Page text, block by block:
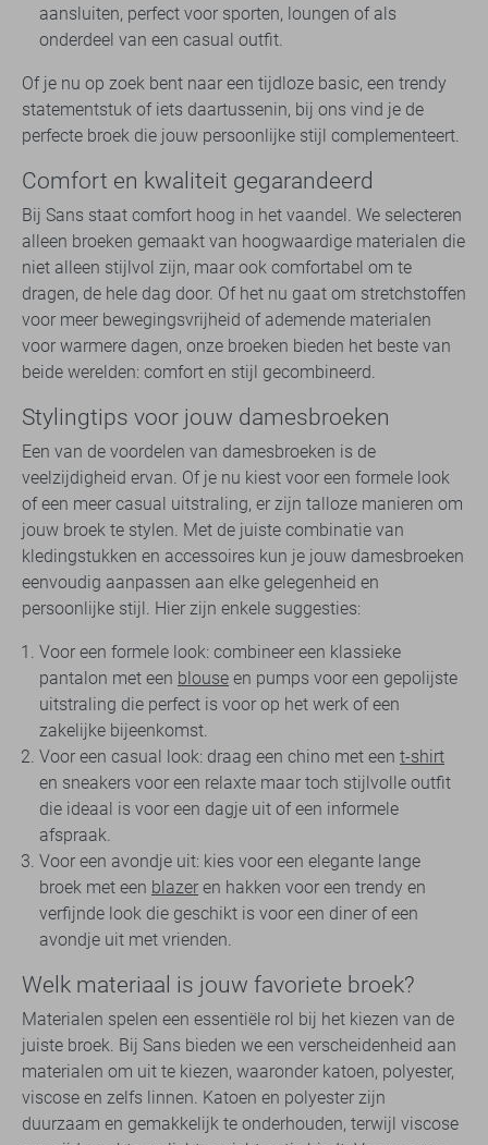
aansluiten, perfect voor sporten, loungen of als
onderdeel van een casual outfit.
Of je nu op zoek bent naar een tijdloze basic, een trendy
statementstuk of iets daartussenin, bij ons vind je de
perfecte broek die jouw persoonlijke stijl complementeert.
Comfort en kwaliteit gegarandeerd
Bij Sans staat comfort hoog in het vaandel. We selecteren
alleen broeken gemaakt van hoogwaardige materialen die
niet alleen stijlvol zijn, maar ook comfortabel om te
dragen, de hele dag door. Of het nu gaat om stretchstoffen
voor meer bewegingsvrijheid of ademende materialen
voor warmere dagen, onze broeken bieden het beste van
beide werelden: comfort en stijl gecombineerd.
Stylingtips voor jouw damesbroeken
Een van de voordelen van damesbroeken is de
veelzijdigheid ervan. Of je nu kiest voor een formele look
of een meer casual uitstraling, er zijn talloze manieren om
jouw broek te stylen. Met de juiste combinatie van
kledingstukken en accessoires kun je jouw damesbroeken
eenvoudig aanpassen aan elke gelegenheid en
persoonlijke stijl. Hier zijn enkele suggesties:
Voor een formele look: combineer een klassieke
pantalon met een blouse en pumps voor een gepolijste
uitstraling die perfect is voor op het werk of een
zakelijke bijeenkomst.
Voor een casual look: draag een chino met een t-shirt
en sneakers voor een relaxte maar toch stijlvolle outfit
die ideaal is voor een dagje uit of een informele
afspraak.
Voor een avondje uit: kies voor een elegante lange
broek met een blazer en hakken voor een trendy en
verfijnde look die geschikt is voor een diner of een
avondje uit met vrienden.
Welk materiaal is jouw favoriete broek?
Materialen spelen een essentiële rol bij het kiezen van de
juiste broek. Bij Sans bieden we een verscheidenheid aan
materialen om uit te kiezen, waaronder katoen, polyester,
viscose en zelfs linnen. Katoen en polyester zijn
duurzaam en gemakkelijk te onderhouden, terwijl viscose